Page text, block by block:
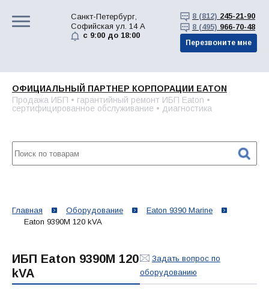
Санкт-Петербург,
Софийская ул. 14 А
с 9:00 до 18:00
8 (812) 245-21-90
8 (495) 966-70-48
Перезвоните мне
ОФИЦИАЛЬНЫЙ ПАРТНЕР КОРПОРАЦИИ EATON
Продажа ИБП • гарантийный ремонт ИБП Eaton •
сертифицированное обслуживание • диагностика
Главная Оборудование
Eaton 9390 Marine
Eaton 9390M 120 kVA
ИБП Eaton 9390M 120
kVA
Задать вопрос по
оборудованию